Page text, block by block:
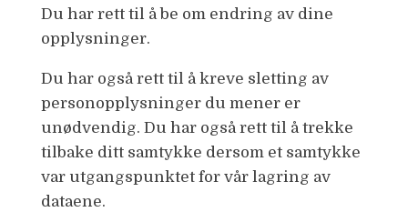
Du har rett til å be om endring av dine
opplysninger.
Du har også rett til å kreve sletting av
personopplysninger du mener er
unødvendig. Du har også rett til å trekke
tilbake ditt samtykke dersom et samtykke
var utgangspunktet for vår lagring av
dataene.